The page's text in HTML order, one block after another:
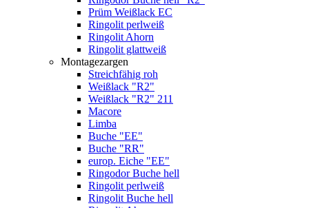
Prüm Weißlack EC
Ringolit perlweiß
Ringolit Ahorn
Ringolit glattweiß
Montagezargen
Streichfähig roh
Weißlack "R2"
Weißlack "R2" 211
Macore
Limba
Buche "EE"
Buche "RR"
europ. Eiche "EE"
Ringodor Buche hell
Ringolit perlweiß
Ringolit Buche hell